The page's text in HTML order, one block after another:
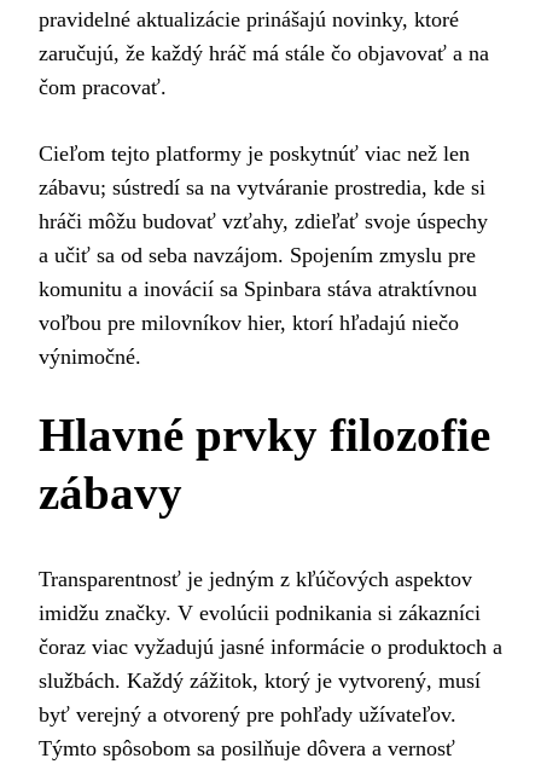
pravidelné aktualizácie prinášajú novinky, ktoré
zaručujú, že každý hráč má stále čo objavovať a na
čom pracovať.
Cieľom tejto platformy je poskytnúť viac než len
zábavu; sústredí sa na vytváranie prostredia, kde si
hráči môžu budovať vzťahy, zdieľať svoje úspechy
a učiť sa od seba navzájom. Spojením zmyslu pre
komunitu a inovácií sa Spinbara stáva atraktívnou
voľbou pre milovníkov hier, ktorí hľadajú niečo
výnimočné.
Hlavné prvky filozofie
zábavy
Transparentnosť je jedným z kľúčových aspektov
imidžu značky. V evolúcii podnikania si zákazníci
čoraz viac vyžadujú jasné informácie o produktoch a
službách. Každý zážitok, ktorý je vytvorený, musí
byť verejný a otvorený pre pohľady užívateľov.
Týmto spôsobom sa posilňuje dôvera a vernosť